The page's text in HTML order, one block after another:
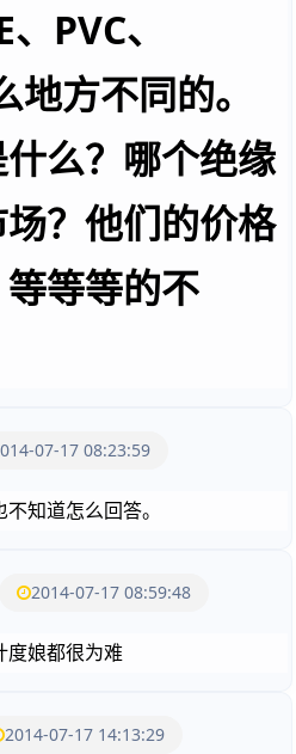
PVC、
地方不同的。
么？哪个绝缘
？他们的价格
等等的不
07-17 08:23:59
知道怎么回答。
2014-07-17 08:59:48
度娘都很为难
2014-07-17 14:13:29